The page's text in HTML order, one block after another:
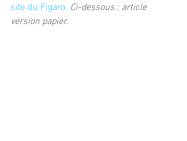
site du Figaro. Ci-dessous : article
version papier.